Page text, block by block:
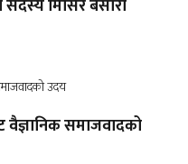
मिसिर बेसारा
वैज्ञानिक समाजवादको